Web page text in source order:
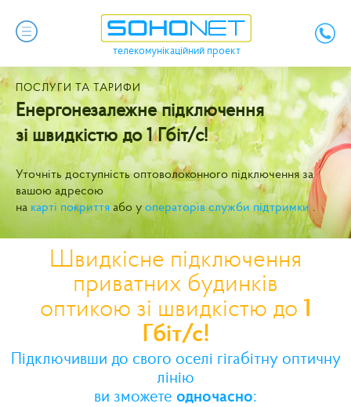
телекомунікаційний проект
ПОСЛУГИ ТА ТАРИФИ
Енергонезалежне підключення
зі швидкістю до1 Гбіт/с!
Уточніть доступність оптоволоконного підключення за
вашою адресою
на карті покриття або уоператорів служби підтримки.
Швидкісне підключення
приватних будинків
оптикою зі швидкістю до 1
Гбіт/с!
Підключивши до свого оселі гігабітну оптичну
лінію
ви зможете одночасно: